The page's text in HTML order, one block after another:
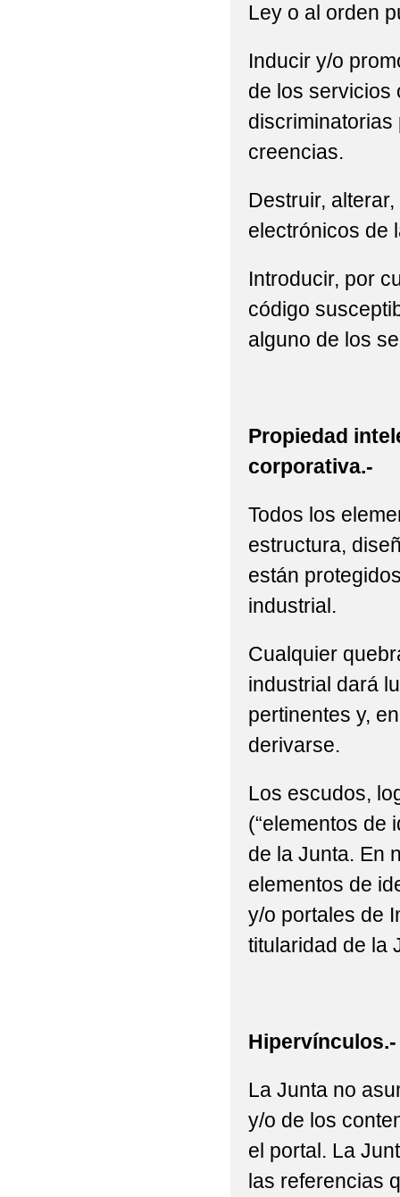
Ley o al orden
Inducir y/o
de los servicios
creencias.
Destruir,
electrónicos de
Introducir, por
código
alguno de los
Propiedad
corporativa.-
Todos los
estructura,
están
industrial.
Cualquier
industrial dará
pertinentes y,
derivarse.
Los escudos,
(“elementos de
de la Junta. En
elementos de
y/o portales de
titularidad de la
Hipervínculos.-
La Junta no
y/o de los
el portal. La
las referencias